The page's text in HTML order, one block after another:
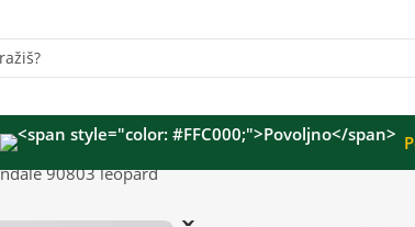
90803 leopard